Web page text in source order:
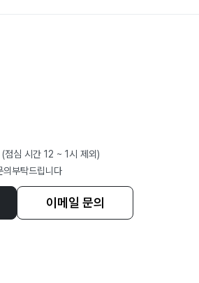
심 시간 12 ~ 1시 제외)
부탁드립니다
이메일 문의